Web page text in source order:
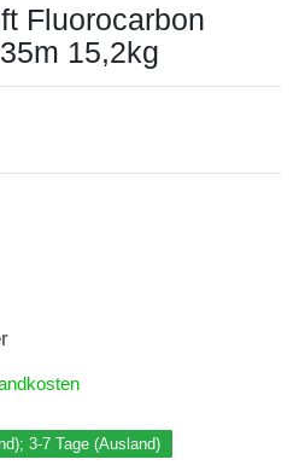
Fluorocarbon
15,2kg
3-7 Tage (Ausland)